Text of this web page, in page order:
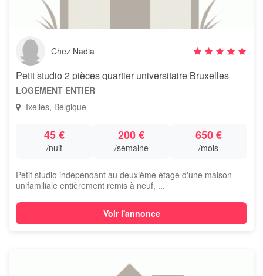
Chez Nadia
Petit studio 2 pièces quartier universitaire Bruxelles
LOGEMENT ENTIER
Ixelles, Belgique
45 €
/nuit
200 €
/semaine
650 €
/mois
Petit studio indépendant au deuxième étage d'une maison
unifamiliale entièrement remis à neuf, ...
Voir l'annonce